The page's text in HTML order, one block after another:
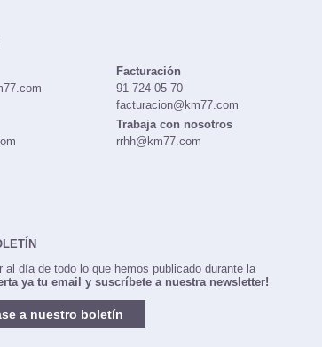
Facturación
91 724 05 70
facturacion@km77.com
Trabaja con nosotros
rrhh@km77.com
al día de todo lo que hemos publicado durante la
ya tu email y suscríbete a nuestra newsletter!
a nuestro boletín